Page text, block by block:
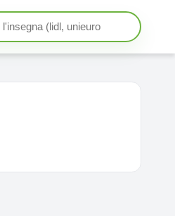
Cerca insegna o negozio
Seleziona un'insegna